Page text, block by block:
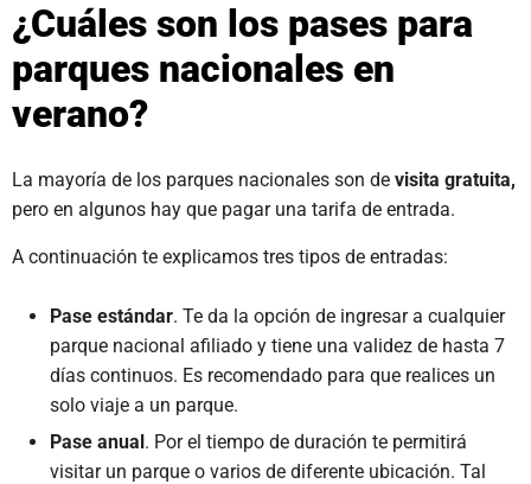
¿Cuáles son los pases para
parques nacionales en
verano?
La mayoría de los parques nacionales son de visita gratuita,
pero en algunos hay que pagar una tarifa de entrada.
A continuación te explicamos tres tipos de entradas:
Pase estándar. Te da la opción de ingresar a cualquier
parque nacional afiliado y tiene una validez de hasta 7
días continuos. Es recomendado para que realices un
solo viaje a un parque.
Pase anual. Por el tiempo de duración te permitirá
visitar un parque o varios de diferente ubicación. Tal